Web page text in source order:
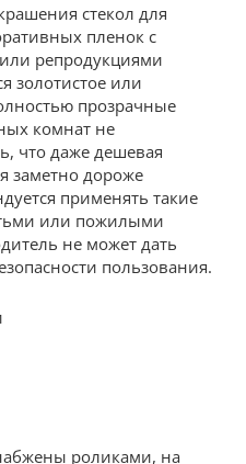
стекол для
пленок с
репродукциями
золотистое или
прозрачные
комнат не
что даже дешевая
заметно дороже
применять такие
или пожилыми
не может дать
пользования.
роликами, на